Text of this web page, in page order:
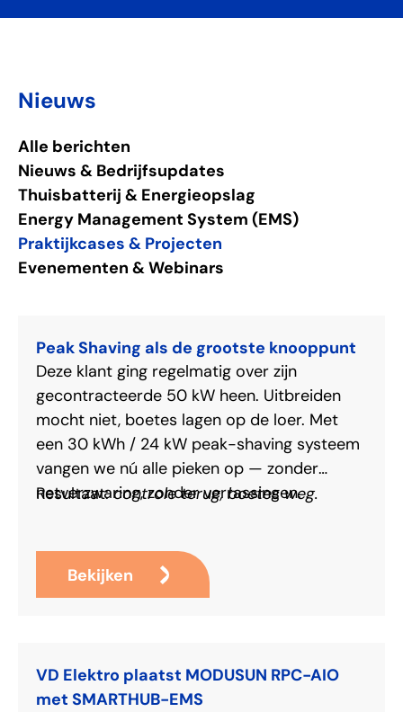
Nieuws
Alle berichten
Nieuws & Bedrijfsupdates
Thuisbatterij & Energieopslag
Energy Management System (EMS)
Praktijkcases & Projecten
Evenementen & Webinars
Peak Shaving als de grootste knooppunt
Deze klant ging regelmatig over zijn
gecontracteerde 50 kW heen. Uitbreiden
mocht niet, boetes lagen op de loer. Met
een 30 kWh / 24 kW peak-shaving systeem
vangen we nú alle pieken op — zonder
netverzwaring, zonder verrassingen.
Resultaat:controle terug, boetes weg.
Bekijken
VD Elektro plaatst MODUSUN RPC-AIO
met SMARTHUB-EMS